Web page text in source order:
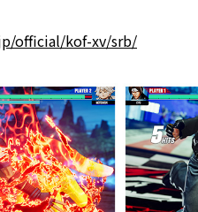
official/kof-xv/srb/